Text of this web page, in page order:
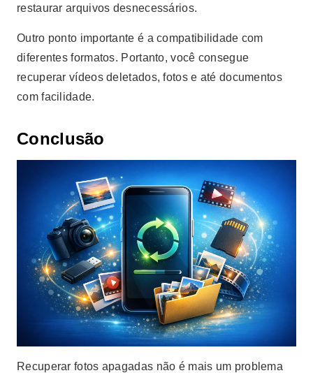
restaurar arquivos desnecessários.
Outro ponto importante é a compatibilidade com
diferentes formatos. Portanto, você consegue
recuperar vídeos deletados, fotos e até documentos
com facilidade.
Conclusão
Recuperar fotos apagadas não é mais um problema